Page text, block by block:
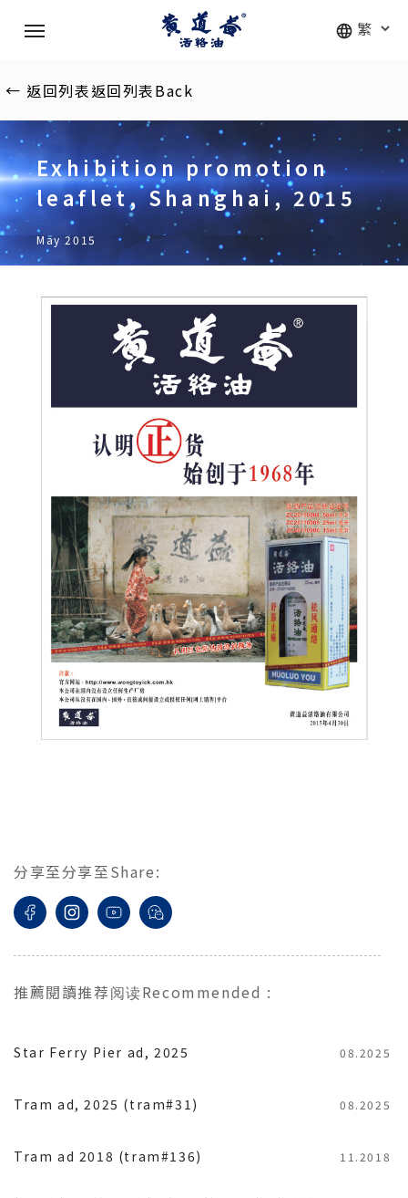
content
Menu
← 返回列表返回列表Back
Exhibition promotion
leaflet, Shanghai, 2015
May 2015
分享至分享至Share:
推薦閱讀推荐阅读Recommended :
Star Ferry Pier ad, 2025 08.2025
Tram ad, 2025 (tram#31) 08.2025
Tram ad 2018 (tram#136) 11.2018